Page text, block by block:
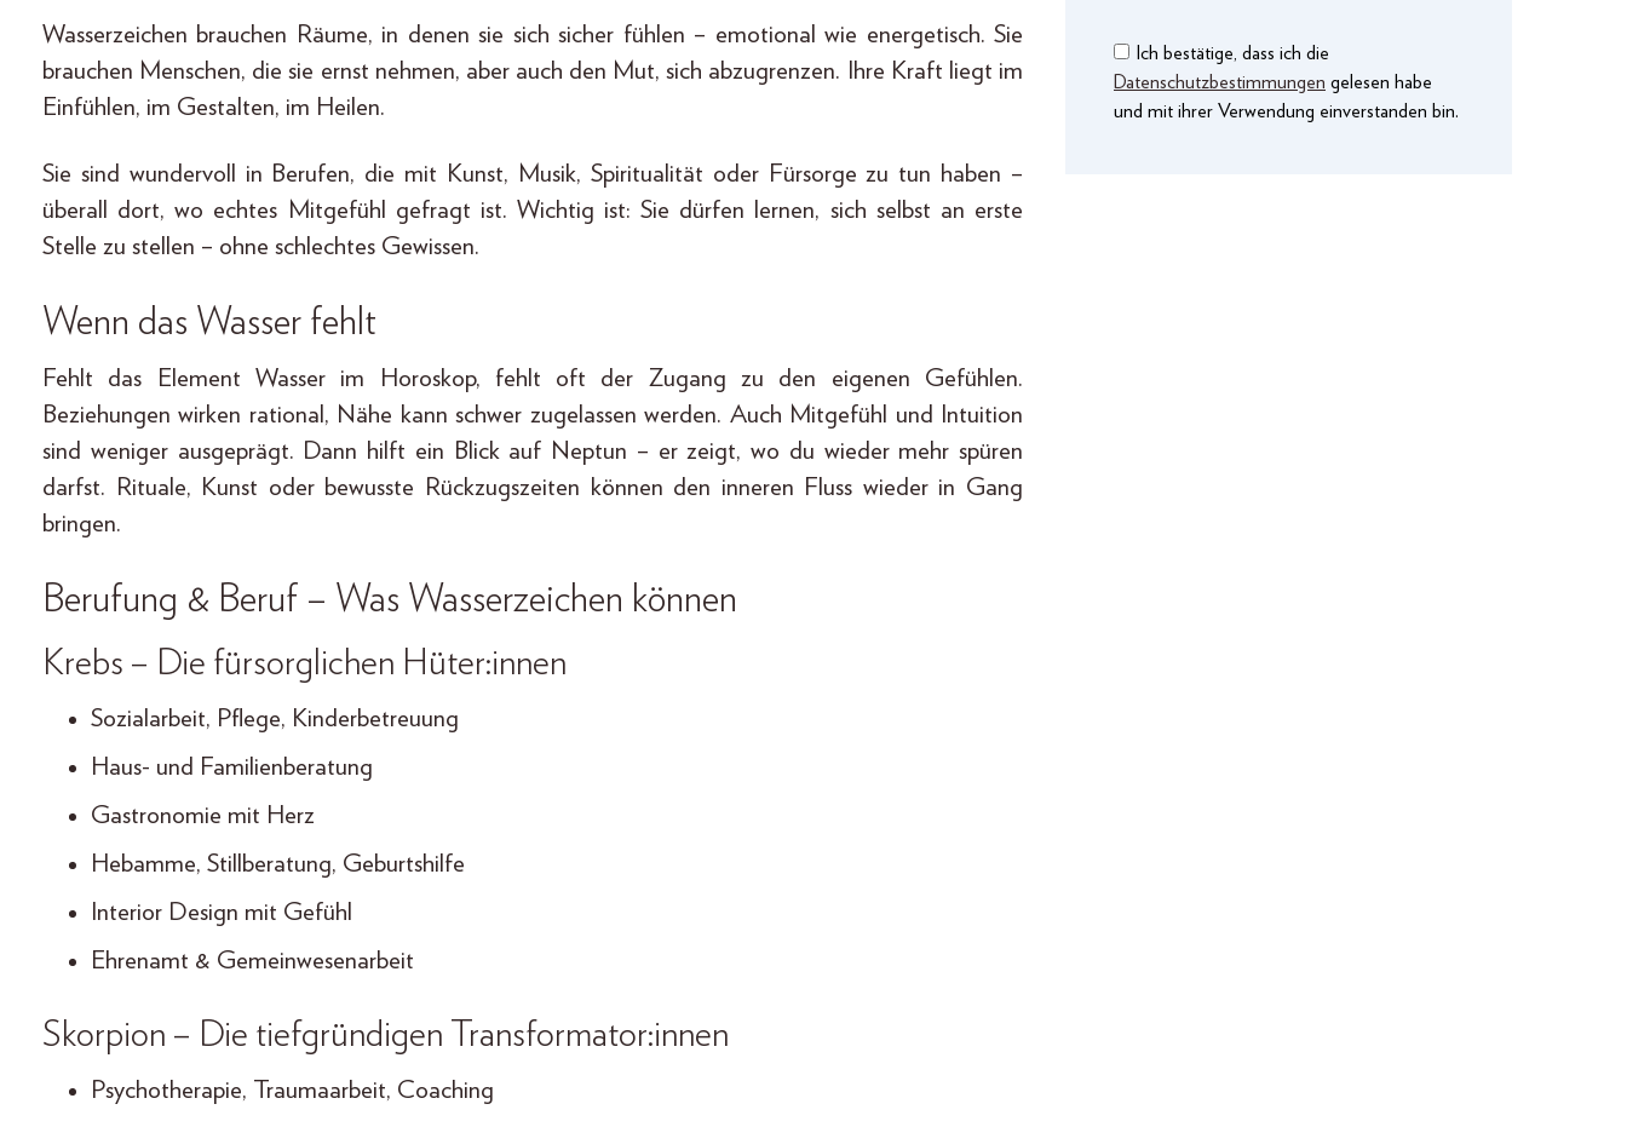
Wasserzeichen brauchen Räume, in denen sie sich sicher fühlen – emotional wie energetisch. Sie
brauchen Menschen, die sie ernst nehmen, aber auch den Mut, sich abzugrenzen. Ihre Kraft liegt im
Einfühlen, im Gestalten, im Heilen.
Sie sind wundervoll in Berufen, die mit Kunst, Musik, Spiritualität oder Fürsorge zu tun haben –
überall dort, wo echtes Mitgefühl gefragt ist. Wichtig ist: Sie dürfen lernen, sich selbst an erste
Stelle zu stellen – ohne schlechtes Gewissen.
Wenn das Wasser fehlt
Fehlt das Element Wasser im Horoskop, fehlt oft der Zugang zu den eigenen Gefühlen.
Beziehungen wirken rational, Nähe kann schwer zugelassen werden. Auch Mitgefühl und Intuition
sind weniger ausgeprägt. Dann hilft ein Blick auf Neptun – er zeigt, wo du wieder mehr spüren
darfst. Rituale, Kunst oder bewusste Rückzugszeiten können den inneren Fluss wieder in Gang
bringen.
Berufung & Beruf – Was Wasserzeichen können
Krebs – Die fürsorglichen Hüter:innen
Sozialarbeit, Pflege, Kinderbetreuung
Haus- und Familienberatung
Gastronomie mit Herz
Hebamme, Stillberatung, Geburtshilfe
Interior Design mit Gefühl
Ehrenamt & Gemeinwesenarbeit
Skorpion – Die tiefgründigen Transformator:innen
Psychotherapie, Traumaarbeit, Coaching
Ich bestätige, dass ich die
Datenschutzbestimmungen gelesen habe
und mit ihrer Verwendung einverstanden bin.